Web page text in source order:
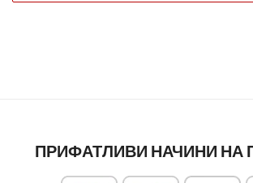
ПРИФАТЛИВИ НАЧИНИ НА